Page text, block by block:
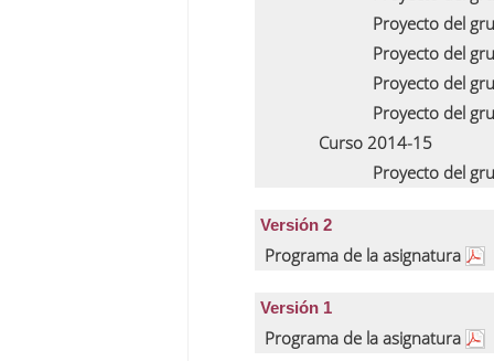
Proyecto del
Proyecto del
Proyecto del
Proyecto del
Curso 2014-15
Proyecto del
Versión 2
Programa de la asignatura
Versión 1
Programa de la asignatura